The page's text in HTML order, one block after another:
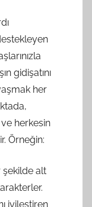
gidişatını
her
herkesin
Örneğin:
şekilde alt
iyileştiren